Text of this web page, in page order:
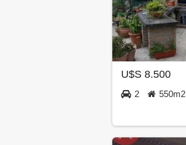
U$S 8.500
2 550m2